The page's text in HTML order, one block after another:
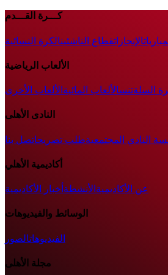
كـــرة القـــدم
الإنجازاتقطاع الناشئينالكرة النسائية
الألعاب الرياضية
السلةتنسالألعاب المائية الألعاب الأخرى
النادى الأهلى
النادي المجتمعيةطلب تصريحاتصل بنا
أكاديمية الأهلي
عن الأكاديمية الأنشطة أخبار الأكاديمية
الوسائط والفيديوهات
الفيديوهاتالصور
مجلة الأهلى